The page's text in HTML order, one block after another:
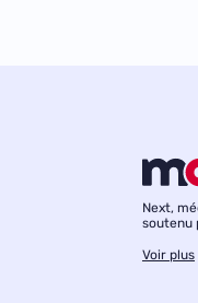
Next,
soutenu
Voir plus